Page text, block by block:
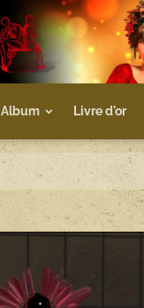
Album Livre d'or